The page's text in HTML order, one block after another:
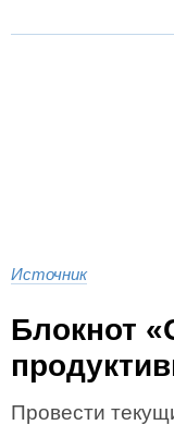
Источник
Блокнот
Провести